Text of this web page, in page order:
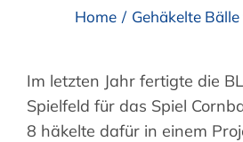
Das Team
Angebote
Eltern
Home Gehäkelte
Im letzten Jahr fertigte die
Spielfeld für das Spiel
8 häkelte dafür in einem